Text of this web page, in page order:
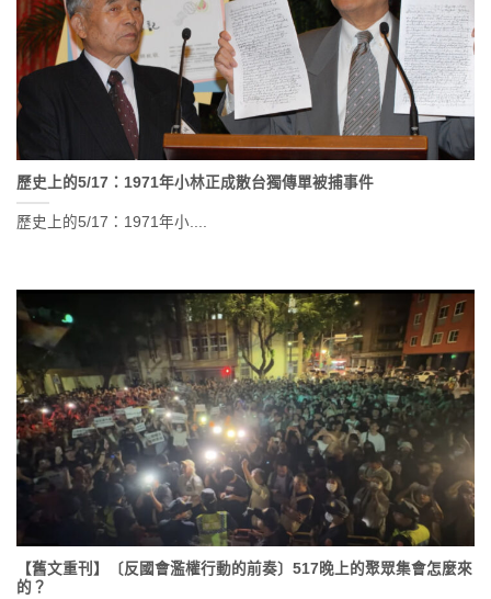
歷史上的5/17：1971年小林正成散台獨傳單被捕事件
歷史上的5/17：1971年小....
【舊文重刊】〔反國會濫權行動的前奏〕517晚上的聚眾集會怎麼來
的？